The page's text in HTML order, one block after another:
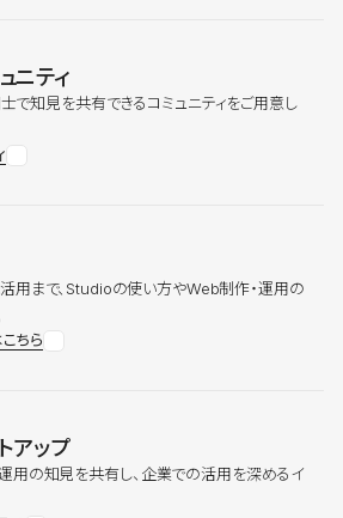
ニティ
で知見を共有できるコミュニティをご用意し
用まで、Studioの使い方やWeb制作・運用の
ちら
アップ
用の知見を共有し、企業での活用を深めるイ